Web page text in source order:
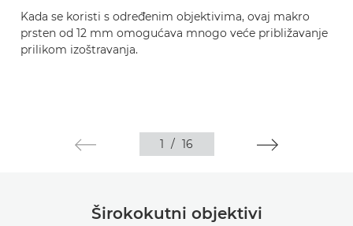
Kada se koristi s određenim objektivima, ovaj makro
prsten od 12 mm omogućava mnogo veće približavanje
prilikom izoštravanja.
1 / 16
Širokokutni objektivi